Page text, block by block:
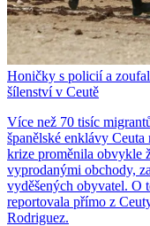
Honičky s policií a
šílenství v Ceutě
Více než 70 tisíc
španělské enklávy
krize proměnila obvykle
vyprodanými obchody,
vyděšených obyvatel. O
reportovala přímo z
Rodriguez.